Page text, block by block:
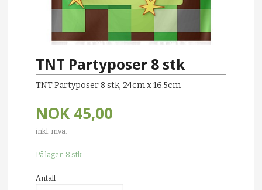
TNT Partyposer 8 stk
TNT Partyposer 8 stk, 24cm x 16.5cm
NOK 45,00
inkl. mva.
På lager: 8 stk.
Antall